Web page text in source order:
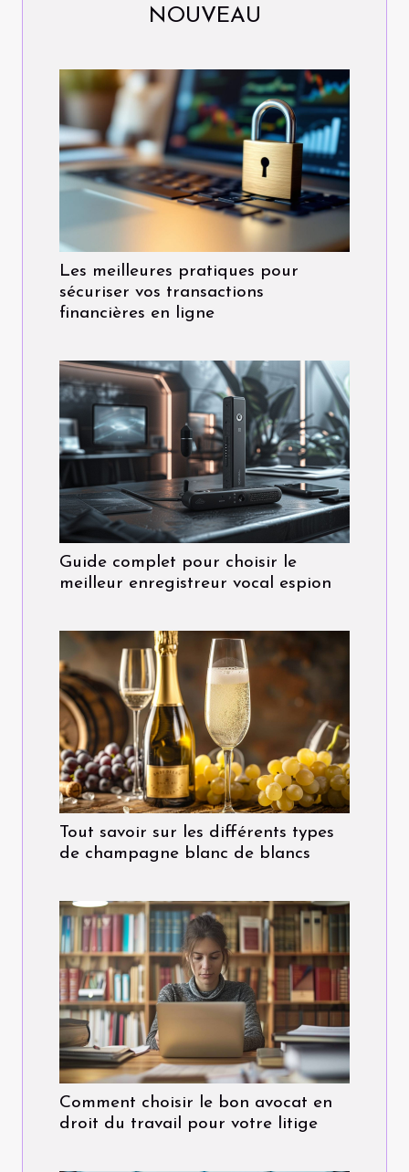
NOUVEAU
Les meilleures pratiques pour
sécuriser vos transactions
financières en ligne
Guide complet pour choisir le
meilleur enregistreur vocal espion
Tout savoir sur les différents types
de champagne blanc de blancs
Comment choisir le bon avocat en
droit du travail pour votre litige